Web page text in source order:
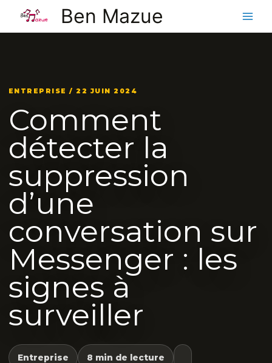
contenu
Ben Mazue
ENTREPRISE / 22 JUIN 2024
Comment
détecter la
suppression
d’une
conversation sur
Messenger : les
signes à
surveiller
Entreprise 8 min de lecture